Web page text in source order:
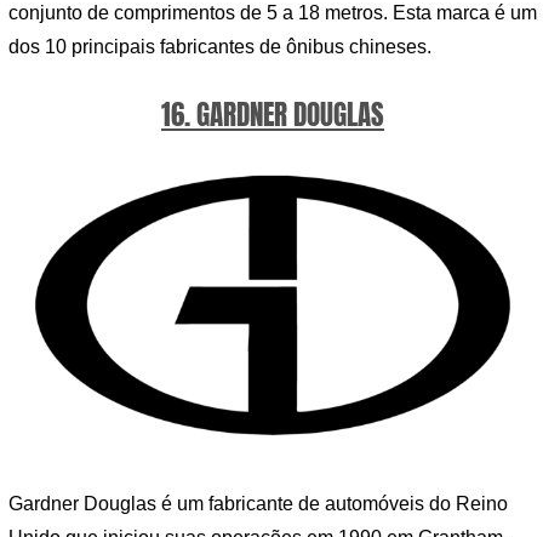
conjunto de comprimentos de 5 a 18 metros. Esta marca é um
dos 10 principais fabricantes de ônibus chineses.
16. GARDNER DOUGLAS
Gardner Douglas é um fabricante de automóveis do Reino